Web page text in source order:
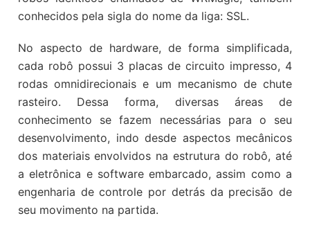
conhecidos pela sigla do nome da liga: SSL.
No aspecto de hardware, de forma simplificada,
cada robô possui 3 placas de circuito impresso, 4
rodas omnidirecionais e um mecanismo de chute
rasteiro. Dessa forma, diversas áreas de
conhecimento se fazem necessárias para o seu
desenvolvimento, indo desde aspectos mecânicos
dos materiais envolvidos na estrutura do robô, até
a eletrônica e software embarcado, assim como a
engenharia de controle por detrás da precisão de
seu movimento na partida.